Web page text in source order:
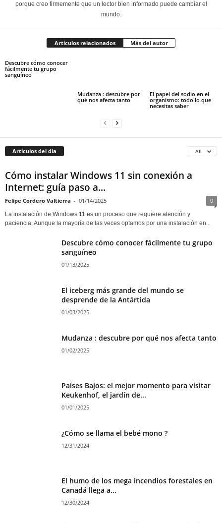
porque creo firmemente que un lector bien informado puede cambiar el
mundo.
Artículos relacionados Más del autor
Descubre cómo conocer
fácilmente tu grupo
sanguíneo
Mudanza : descubre por
qué nos afecta tanto
El papel del sodio en el
organismo: todo lo que
necesitas saber
Artículos del día All
Cómo instalar Windows 11 sin conexión a
Internet: guía paso a...
Felipe Cordero Valtierra - 01/14/2025 0
La instalación de Windows 11 es un proceso que requiere atención y
paciencia. Aunque la mayoría de las veces optamos por una instalación en...
Descubre cómo conocer fácilmente tu grupo
sanguíneo
01/13/2025
El iceberg más grande del mundo se
desprende de la Antártida
01/03/2025
Mudanza : descubre por qué nos afecta tanto
01/02/2025
Países Bajos: el mejor momento para visitar
Keukenhof, el jardín de...
01/01/2025
¿Cómo se llama el bebé mono ?
12/31/2024
El humo de los mega incendios forestales en
Canadá llega a...
12/30/2024